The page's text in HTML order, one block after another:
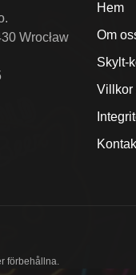
Wrocław
Hem
Om
Skylt-
Villkor
förbehållna.